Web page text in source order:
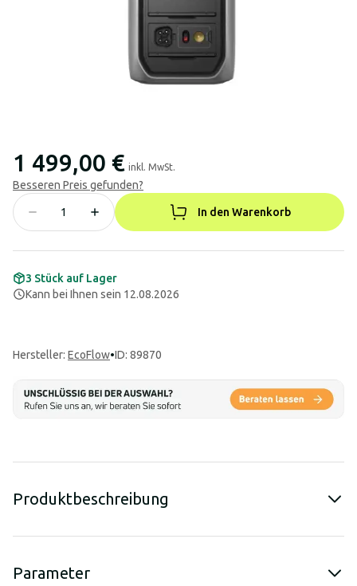
1 499,00 € inkl. MwSt.
Besseren Preis gefunden?
In den Warenkorb
3 Stück auf Lager
Kann bei Ihnen sein 12.08.2026
Hersteller: EcoFlow•ID: 89870
Produktbeschreibung
Parameter